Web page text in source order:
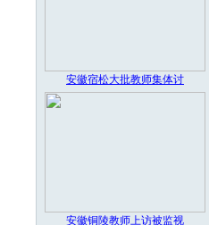
安徽宿松大批教师集体讨
安徽铜陵教师上访被监视